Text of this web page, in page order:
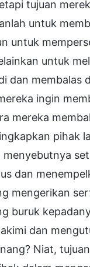
tujuan
untuk
untuk
untuk
dan membalas
ingin
mereka
pihak
dan
mengerikan
buruk
dan
Niat,